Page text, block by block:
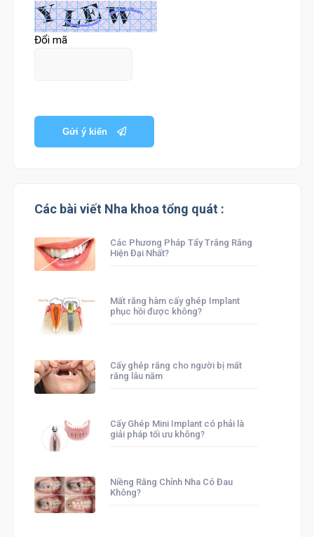
Đổi mã
Gửi ý kiến
Các bài viết Nha khoa tổng quát :
Các Phương Pháp Tẩy Trắng Răng
Hiện Đại Nhất?
Mất răng hàm cấy ghép Implant
phục hồi được không?
Cấy ghép răng cho người bị mất
răng lâu năm
Cấy Ghép Mini Implant có phải là
giải pháp tối ưu không?
Niềng Răng Chỉnh Nha Có Đau
Không?